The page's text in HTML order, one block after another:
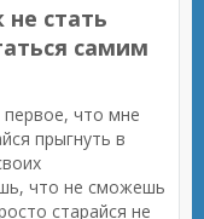
стать
самим
что мне
прыгнуть в
что не сможешь
старайся не